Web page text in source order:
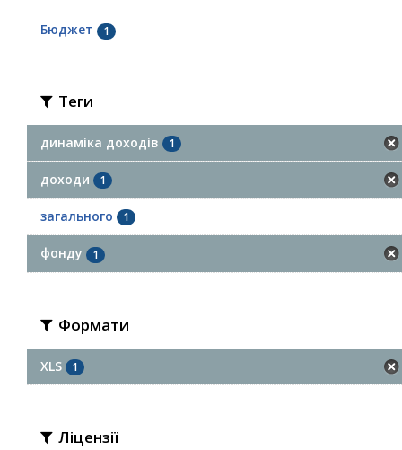
Бюджет 1
Теги
динаміка доходів 1
доходи 1
загального 1
фонду 1
Формати
XLS 1
Ліцензії